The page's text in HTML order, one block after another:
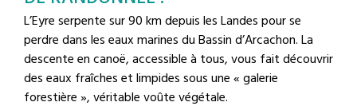
L’Eyre serpente sur 90 km depuis les Landes pour se
perdre dans les eaux marines du Bassin d’Arcachon. La
descente en canoë, accessible à tous, vous fait découvrir
des eaux fraîches et limpides sous une « galerie
forestière », véritable voûte végétale.